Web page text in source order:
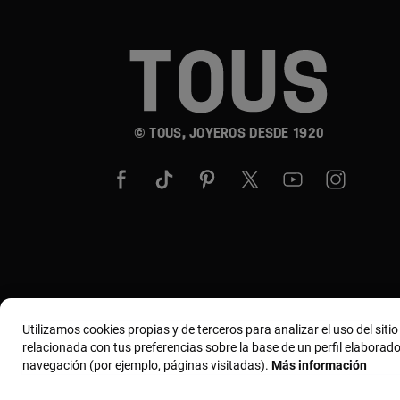
© TOUS, JOYEROS DESDE 1920
Utilizamos cookies propias y de terceros para analizar el uso del
relacionada con tus preferencias sobre la base de un perfil
navegación (por ejemplo, páginas visitadas). Más información